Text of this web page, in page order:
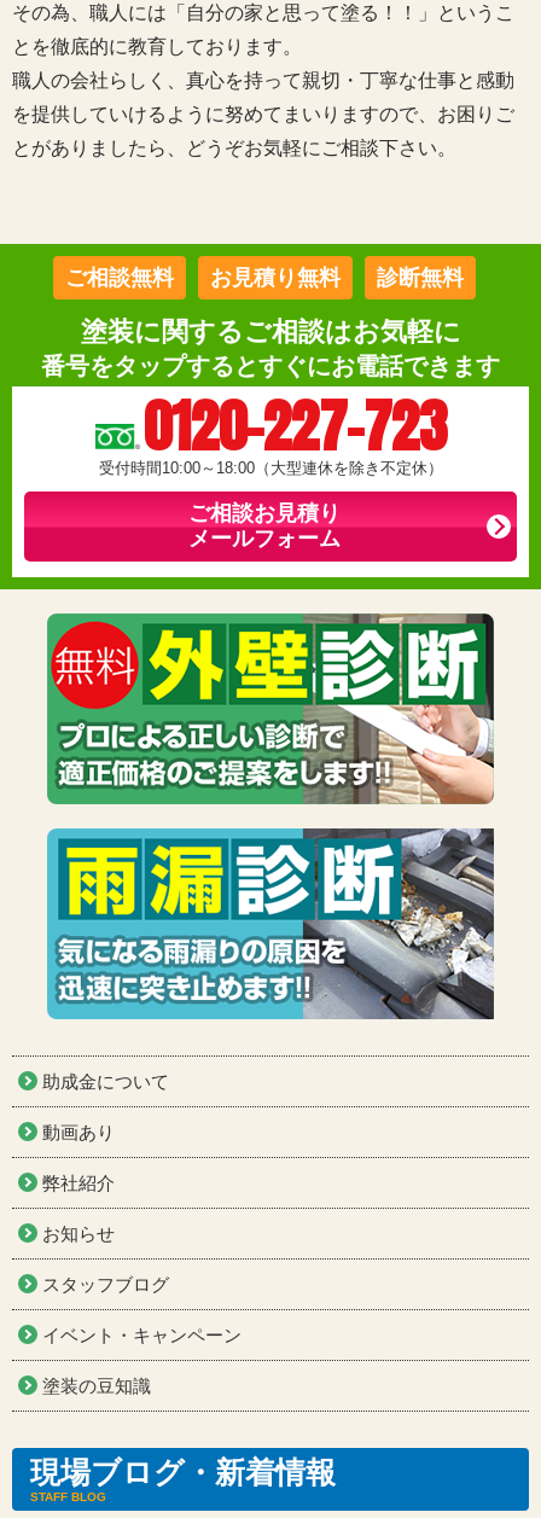
その為、職人には「自分の家と思って塗る！！」というこ
とを徹底的に教育しております。
職人の会社らしく、真心を持って親切・丁寧な仕事と感動
を提供していけるように努めてまいりますので、お困りご
とがありましたら、どうぞお気軽にご相談下さい。
ご相談無料 お見積り無料 診断無料
塗装に関するご相談はお気軽に
番号をタップするとすぐにお電話できます
0120-227-723
受付時間10:00～18:00（大型連休を除き不定休）
ご相談お見積り
メールフォーム
助成金について
動画あり
弊社紹介
お知らせ
スタッフブログ
イベント・キャンペーン
塗装の豆知識
現場ブログ・新着情報
STAFF BLOG